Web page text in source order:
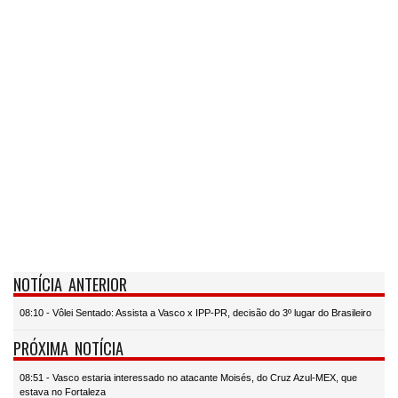
NOTÍCIA ANTERIOR
08:10 - Vôlei Sentado: Assista a Vasco x IPP-PR, decisão do 3º lugar do Brasileiro
PRÓXIMA NOTÍCIA
08:51 - Vasco estaria interessado no atacante Moisés, do Cruz Azul-MEX, que
estava no Fortaleza